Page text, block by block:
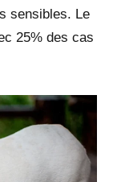
sensibles. Le
25% des cas